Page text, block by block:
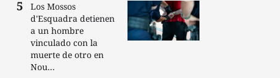
Los Mossos
d'Esquadra detienen
a un hombre
vinculado con la
muerte de otro en
Nou...